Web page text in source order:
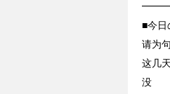
■今日
请为
这几
没